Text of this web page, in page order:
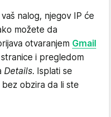
nalog, njegov IP će
možete da
otvaranjem Gmail
i pregledom
Details. Isplati se
obzira da li ste